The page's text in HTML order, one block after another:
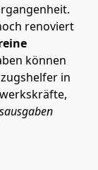
renoviert
können
in